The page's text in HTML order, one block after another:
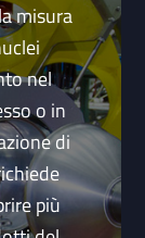
misura
nel
o in
di
più